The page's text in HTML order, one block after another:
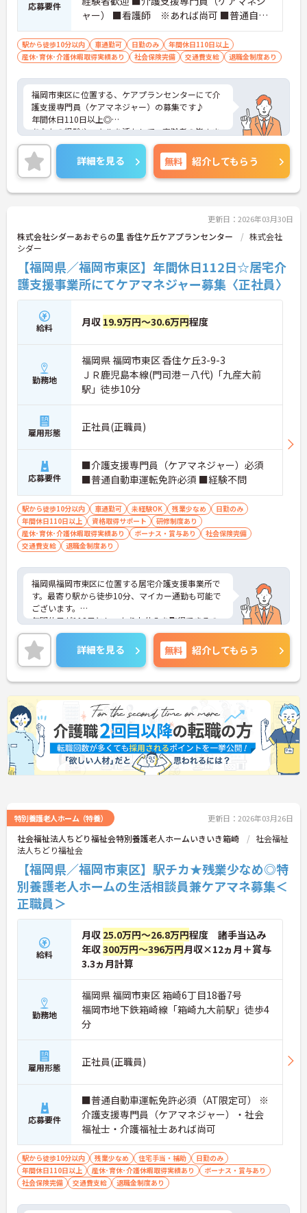
応募要件
ャー） ■看護師 ※あれば尚可 ■普通自動
車運転免許 必須（ＡＴ限定可）
駅から徒歩10分以内 車通勤可 日勤のみ
年間休日110日以上
産休･育休･介護休暇取得実績あり
社会保険完備 交通費支給 退職金制度あり
福岡市東区に位置する、ケアプランセンターにて介
護支援専門員（ケアマネジャー）の募集です♪
年間休日110日以上◎
あなたの経験やスキルを活かして、高齢者の皆さま
が安心して過ごせる空間づくりにチャレンジしてみ
ませんか？
ご興味ある方には、面接のポイントなど、さらに詳
細をお話致しますのでお気軽にご相談ください。
詳細を見る 無料 紹介してもらう
更新日：2026年03月30日
株式会社シダーあおぞらの里 香住ケ丘ケアプランセンター
株式会社
シダー
【福岡県／福岡市東区】年間休日112日☆居宅介
護支援事業所にてケアマネジャー募集〈正社員〉
給料 月収 19.9万円～30.6万円程度
勤務地
福岡県 福岡市東区 香住ケ丘3-9-3
ＪＲ鹿児島本線(門司港－八代)「九産大前
駅」徒歩10分
雇用形態 正社員(正職員)
応募要件
■介護支援専門員（ケアマネジャー）必須
■普通自動車運転免許必須 ■経験不問
駅から徒歩10分以内 車通勤可 未経験OK 残業少なめ
日勤のみ
年間休日110日以上
資格取得サポート
研修制度あり
産休･育休･介護休暇取得実績あり
ボーナス・賞与あり
社会保険完備
交通費支給
退職金制度あり
福岡県福岡市東区に位置する居宅介護支援事業所で
す。最寄り駅から徒歩10分、マイカー通勤も可能で
ございます。
年間休日が112日としっかりお休みを取得できるの
で、ワークライフバランスを大切にしたい方におす
すめです。
日勤のみで残業は月平均5時間程度ですので、勤務
終了後の予定も立てやすいです。
ご興味のある方には、面接対策ポイントなど、さら
に詳細をお話しいたしますのでお気軽にご相談くだ
さい！
詳細を見る 無料 紹介してもらう
特別養護老人ホーム（特養） 更新日：2026年03月26日
社会福祉法人ちどり福祉会特別養護老人ホームいきいき箱崎
社会福祉
法人ちどり福祉会
【福岡県／福岡市東区】駅チカ★残業少なめ◎特
別養護老人ホームの生活相談員兼ケアマネ募集＜
正職員＞
給料
月収 25.0万円～26.8万円程度 諸手当込み
年収300万円～396万円月収×12ヵ月＋賞与
3.3ヵ月計算
勤務地
福岡県 福岡市東区 箱崎6丁目18番7号
福岡市地下鉄箱崎線「箱崎九大前駅」徒歩4
分
雇用形態 正社員(正職員)
応募要件
■普通自動車運転免許必須（AT限定可） ※
介護支援専門員（ケアマネジャー）・社会
福祉士・介護福祉士あれば尚可
駅から徒歩10分以内 残業少なめ 住宅手当・補助
日勤のみ
年間休日110日以上
産休･育休･介護休暇取得実績あり
ボーナス・賞与あり
社会保険完備
交通費支給 退職金制度あり